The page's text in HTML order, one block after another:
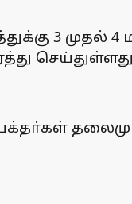
3 முதல்